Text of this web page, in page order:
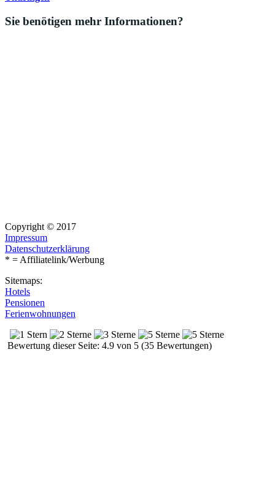
Sie benötigen mehr Informationen?
Copyright © 2017
Impressum
Datenschutzerklärung
* = Affiliatelink/Werbung
Sitemaps:
Hotels
Pensionen
Ferienwohnungen
Bewertung dieser Seite: 4.9 von 5 (35 Bewertungen)